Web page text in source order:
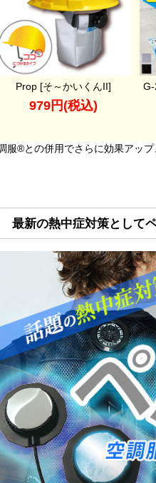
Prop [そ～かいくんII]
979円(税込)
服®との併用でさらに効果アッ
最新の熱中症対策として